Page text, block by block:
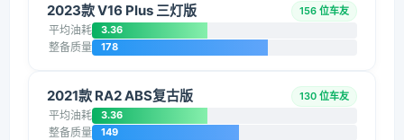
2023款 V16 Plus 三灯版 156 位车友
平均油耗 3.36
整备质量 178
2021款 RA2 ABS复古版 130 位车友
平均油耗 3.36
整备质量 149